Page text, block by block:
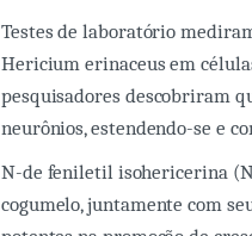
Testes de laboratório
Hericium erinaceus em
pesquisadores descobriram
neurônios, estendendo-se e
N-de feniletil isohericerina
cogumelo, juntamente com